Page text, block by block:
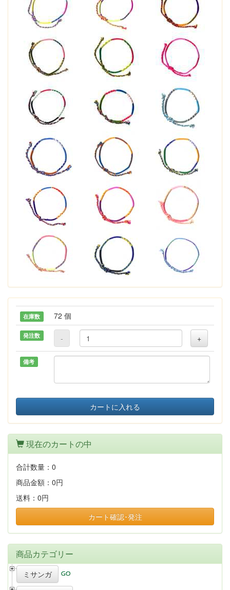
在庫数 72 個
発注数 - +
備考
カートに入れる
現在のカートの中
合計数量： 0
商品金額： 0円
送料： 0円
カート確認･発注
商品カテゴリー
ミサンガ